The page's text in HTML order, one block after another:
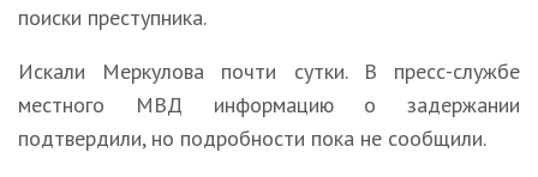
поиски преступника.
Искали Меркулова почти сутки. В пресс-службе
местного МВД информацию о задержании
подтвердили, но подробности пока не сообщили.